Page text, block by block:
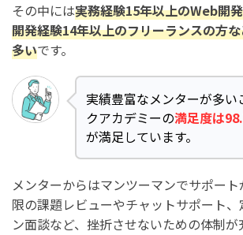
その中には実務経験15年以上のWeb開
開発経験14年以上のフリーランスの方
多いです。
実績豊富なメンターが多い
クアカデミーの満足度は
が満足しています。
メンターからはマンツーマンでサポー
限の課題レビューやチャットサポート
ン面談など、挫折させないための体制が